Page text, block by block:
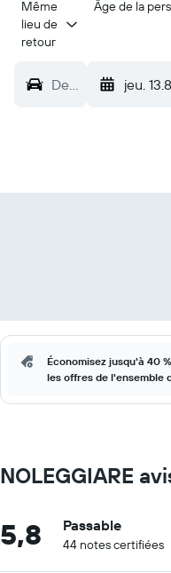
Même
lieu de
retour
Âge de la
De… jeu.
Économisez jusqu'à 40
les offres de l'ensemble
NOLEGGIARE
5,8 Passable
44 notes certifiées